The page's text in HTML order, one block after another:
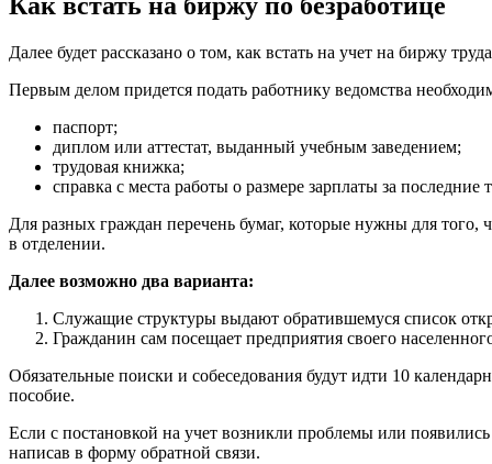
Как встать на биржу по безработице
Далее будет рассказано о том, как встать на учет на биржу
Первым делом придется подать работнику ведомства
паспорт;
диплом или аттестат, выданный учебным заведением;
трудовая книжка;
справка с места работы о размере зарплаты за последние
Для разных граждан перечень бумаг, которые нужны для того,
в отделении.
Далее возможно два варианта:
Служащие структуры выдают обратившемуся список
Гражданин сам посещает предприятия своего
Обязательные поиски и собеседования будут идти 10
пособие.
Если с постановкой на учет возникли проблемы или
написав в форму обратной связи.